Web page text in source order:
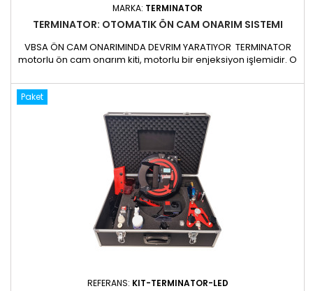
MARKA: TERMINATOR
TERMINATOR: OTOMATIK ÖN CAM ONARIM SISTEMI
VBSA ÖN CAM ONARIMINDA DEVRIM YARATIYOR TERMINATOR
motorlu ön cam onarım kiti, motorlu bir enjeksiyon işlemidir. O
biri bile mükemmel onarımlar gerçekleştirebilir. Operatörün
artık ilerlemesini takip etmek için darbenin önünde durmasına
gerek yoktur - makine her zaman sizin için çalışır. Darbe...
Paket
REFERANS: KIT-TERMINATOR-LED